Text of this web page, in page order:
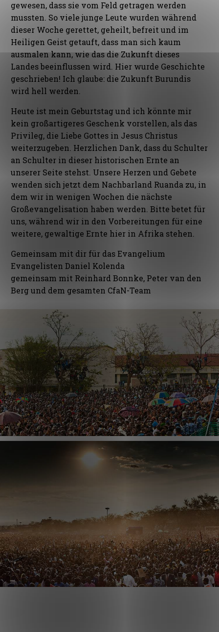
gewesen, dass sie vom Feld getragen werden
mussten. So viele junge Leute wurden während
dieser Woche gerettet, geheilt, befreit und im
Heiligen Geist getauft, dass man sich kaum
ausmalen kann, wie das die Zukunft dieses
Landes beeinflussen wird. Hier wurde Geschichte
geschrieben! Ich glaube: die Zukunft Burundis
wird hell werden.
Heute ist mein Geburtstag und ich könnte mir
kein großartigeres Geschenk vorstellen, als das
Privileg, die Liebe Gottes in Jesus Christus
weiterzugeben. Herzlichen Dank, dass du Schulter
an Schulter in dieser historischen Ernte an
unserer Seite stehst. Unsere Herzen und Gebete
wenden sich jetzt dem Nachbarland Ruanda zu, in
dem wir in wenigen Wochen die nächste
Großevangelisation haben werden. Bitte betet für
uns, während wir in den Vorbereitungen für eine
weitere, gewaltige Ernte hier in Afrika stehen.
Gemeinsam mit dir für das Evangelium
Evangelisten Daniel Kolenda
gemeinsam mit Reinhard Bonnke, Peter van den
Berg und dem gesamten CfaN-Team